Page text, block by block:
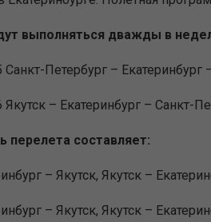
выполняться дважды в
Санкт-Петербург –
Якутск – Екатеринбург – Санкт-
перелета составляет:
– Якутск, Якутск –
– Якутск, Якутск –